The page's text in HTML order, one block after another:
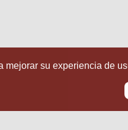
mejorar su experiencia de